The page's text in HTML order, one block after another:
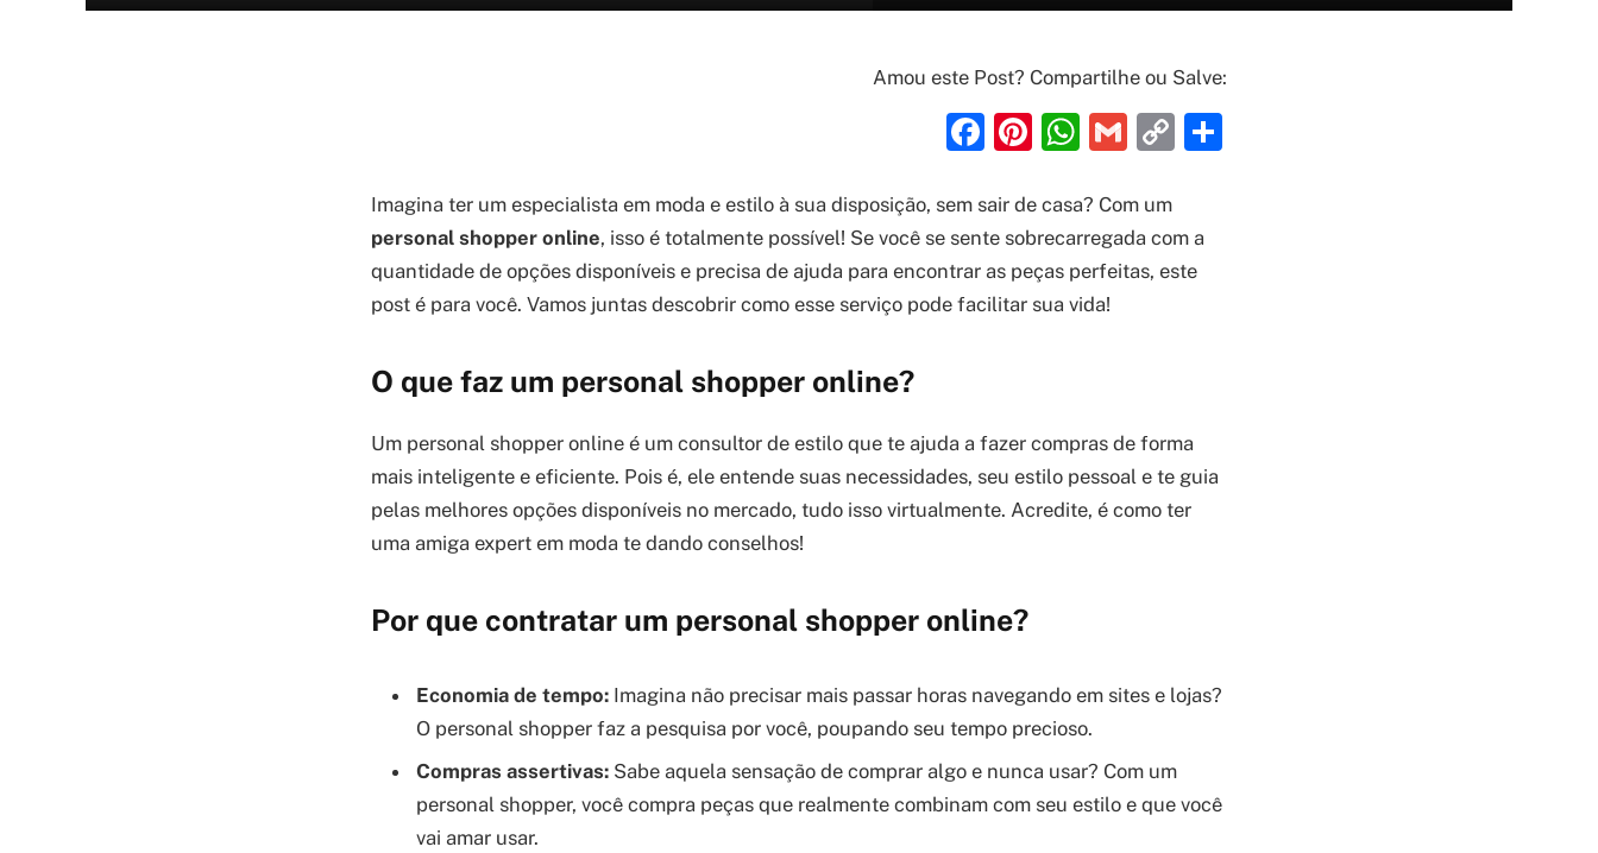
Amou este Post? Compartilhe ou Salve:
Facebook
Pinterest
WhatsApp
Gmail
Copy
Imagina ter um especialista em moda e estilo à sua disposição, sem sair de casa? Com um
personal shopper online, isso é totalmente possível! Se você se sente sobrecarregada com a
quantidade de opções disponíveis e precisa de ajuda para encontrar as peças perfeitas, este
post é para você. Vamos juntas descobrir como esse serviço pode facilitar sua vida!
O que faz um personal shopper online?
Um personal shopper online é um consultor de estilo que te ajuda a fazer compras de forma
mais inteligente e eficiente. Pois é, ele entende suas necessidades, seu estilo pessoal e te guia
pelas melhores opções disponíveis no mercado, tudo isso virtualmente. Acredite, é como ter
uma amiga expert em moda te dando conselhos!
Por que contratar um personal shopper online?
Economia de tempo: Imagina não precisar mais passar horas navegando em sites e lojas?
O personal shopper faz a pesquisa por você, poupando seu tempo precioso.
Compras assertivas: Sabe aquela sensação de comprar algo e nunca usar? Com um
personal shopper, você compra peças que realmente combinam com seu estilo e que você
vai amar usar.